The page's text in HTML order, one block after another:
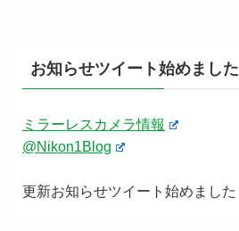
お知らせツイート始めました
ミラーレスカメラ情報
@Nikon1Blog
更新お知らせツイート始めました